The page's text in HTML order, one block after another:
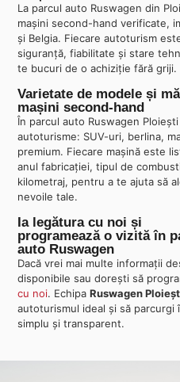
La parcul auto Ruswagen din
mașini second-hand verificate,
și Belgia. Fiecare autoturism
siguranță, fiabilitate și stare
te bucuri de o achiziție fără griji.
Varietate de modele și
mașini second-hand
În parcul auto Ruswagen
autoturisme: SUV-uri, berlina,
premium. Fiecare mașină este
anul fabricației, tipul de
kilometraj, pentru a te ajuta să
nevoile tale.
Ia legătura cu noi și
programează o vizită în
auto Ruswagen
Dacă vrei mai multe informații
disponibile sau dorești să
cu noi. EchipaRuswagen
autoturismul ideal și să
simplu și transparent.